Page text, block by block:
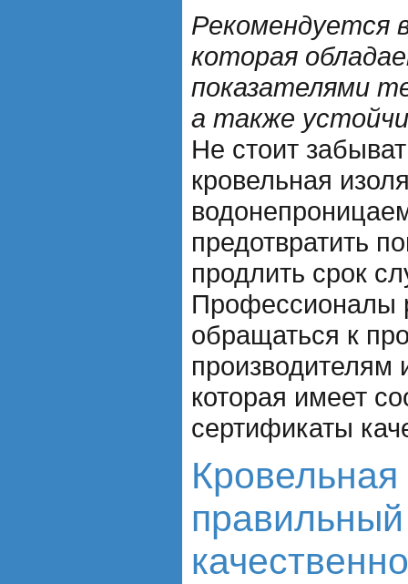
Рекомендуется
которая
показателями
а также
Не стоит
кровельная
предотвратить
продлить срок
Профессионалы
обращаться к
производителям
которая имеет
сертификаты